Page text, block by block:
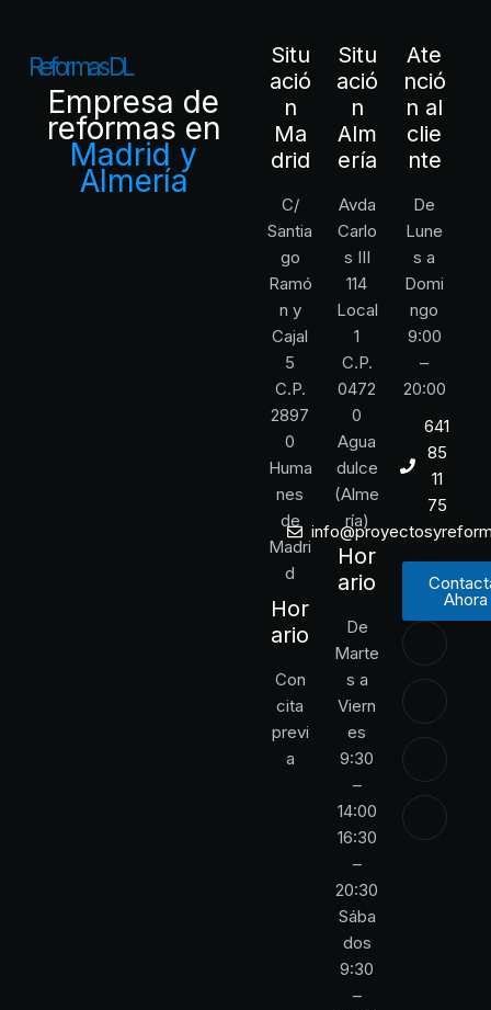
ReformasDL
Empresa de
reformas en
Madrid y
Almería
Situ
ació
n
Ma
drid
C/
Santia
go
Ramó
n y
Cajal
5
C.P.
2897
0
Huma
nes
de
Madri
d
Hor
ario
Con
cita
previ
a
Situ
ació
n
Alm
ería
Avda
Carlo
s III
114
Local
1
C.P.
0472
0
Agua
dulce
(Alme
ría)
Hor
ario
De
Marte
s a
Viern
es
9:30
–
14:00
16:30
–
20:30
Sába
dos
9:30
–
Ate
nció
n al
clie
nte
De
Lune
s a
Domi
ngo
9:00
–
20:00
641
85
11
75
Ahora